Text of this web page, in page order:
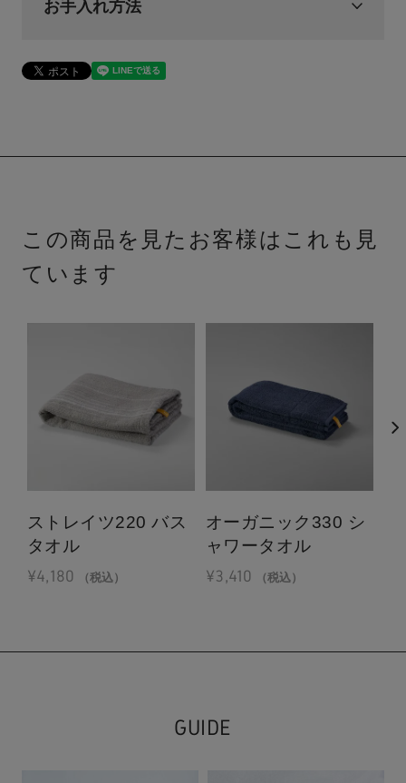
お手入れ方法
この商品を見たお客様はこれも見
ています
ストレイツ220 バス
タオル
¥4,180 （税込）
オーガニック330 シ
ャワータオル
¥3,410 （税込）
GUIDE